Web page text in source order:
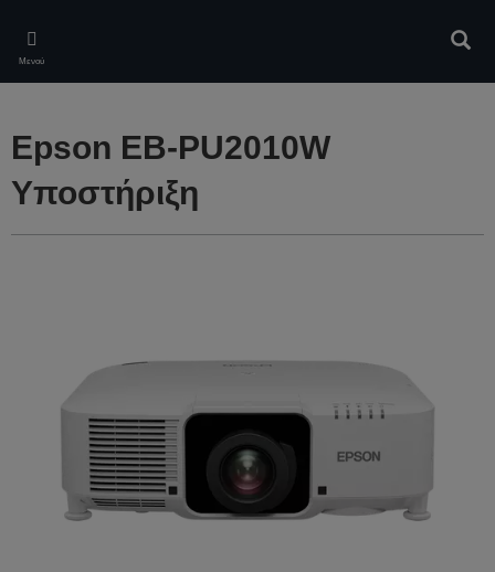
main
content
Μενού
Epson EB-PU2010W
Υποστήριξη